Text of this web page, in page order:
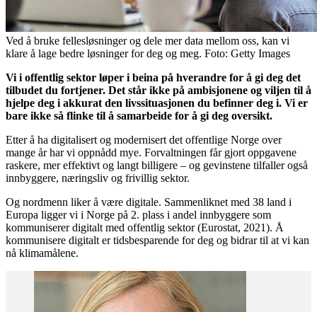
Ved å bruke fellesløsninger og dele mer data mellom oss, kan vi
klare å lage bedre løsninger for deg og meg. Foto: Getty Images
Vi i offentlig sektor løper i beina på hverandre for å gi deg det
tilbudet du fortjener. Det står ikke på ambisjonene og viljen til å
hjelpe deg i akkurat den livssituasjonen du befinner deg i. Vi er
bare ikke så flinke til å samarbeide for å gi deg oversikt.
Etter å ha digitalisert og modernisert det offentlige Norge over
mange år har vi oppnådd mye. Forvaltningen får gjort oppgavene
raskere, mer effektivt og langt billigere – og gevinstene tilfaller også
innbyggere, næringsliv og frivillig sektor.
Og nordmenn liker å være digitale. Sammenliknet med 38 land i
Europa ligger vi i Norge på 2. plass i andel innbyggere som
kommuniserer digitalt med offentlig sektor (Eurostat, 2021). Å
kommunisere digitalt er tidsbesparende for deg og bidrar til at vi kan
nå klimamålene.